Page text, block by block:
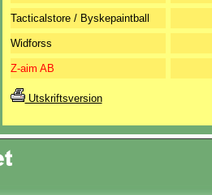
Tacticalstore / Byskepaintball
Widforss
Z-aim AB
Utskriftsversion